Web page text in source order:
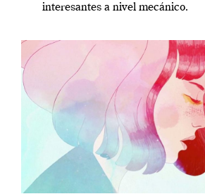
interesantes a nivel mecánico.